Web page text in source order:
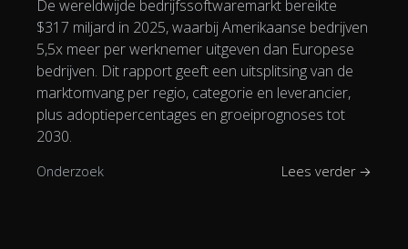
De wereldwijde bedrijfssoftwaremarkt bereikte
$317 miljard in 2025, waarbij Amerikaanse bedrijven
5,5x meer per werknemer uitgeven dan Europese
bedrijven. Dit rapport geeft een uitsplitsing van de
marktomvang per regio, categorie en leverancier,
plus adoptiepercentages en groeiprognoses tot
2030.
Onderzoek Lees verder →